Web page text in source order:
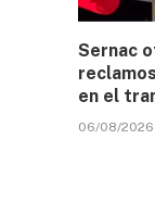
Sernac
en el
06/08/2026